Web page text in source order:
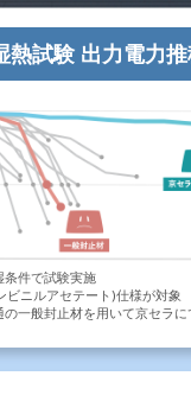
熱試験 出力電力
条件で試験実施
ビニルアセテート)仕様が対象
一般封止材を用いて京セラ